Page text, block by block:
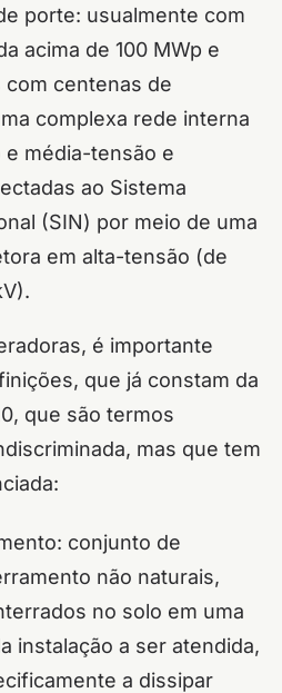
porte: usualmente com
acima de 100 MWp e
com centenas de
complexa rede interna
média-tensão e
ao Sistema
(SIN) por meio de uma
em alta-tensão (de
é importante
que já constam da
que são termos
mas que tem
conjunto de
não naturais,
no solo em uma
instalação a ser atendida,
a dissipar